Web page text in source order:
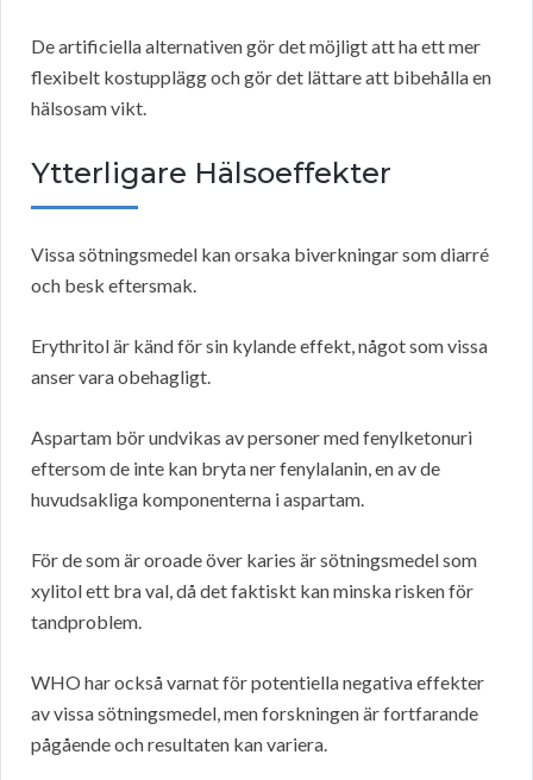
De artificiella alternativen gör det möjligt att ha ett mer
flexibelt kostupplägg och gör det lättare att bibehålla en
hälsosam vikt.
Ytterligare Hälsoeffekter
Vissa sötningsmedel kan orsaka biverkningar som diarré
och besk eftersmak.
Erythritol är känd för sin kylande effekt, något som vissa
anser vara obehagligt.
Aspartam bör undvikas av personer med fenylketonuri
eftersom de inte kan bryta ner fenylalanin, en av de
huvudsakliga komponenterna i aspartam.
För de som är oroade över karies är sötningsmedel som
xylitol ett bra val, då det faktiskt kan minska risken för
tandproblem.
WHO har också varnat för potentiella negativa effekter
av vissa sötningsmedel, men forskningen är fortfarande
pågående och resultaten kan variera.